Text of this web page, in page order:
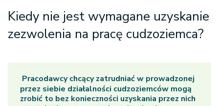
Kiedy nie jest wymagane uzyskanie
zezwolenia na pracę cudzoziemca?
Pracodawcy chcący zatrudniać w prowadzonej
przez siebie działalności cudzoziemców mogą
zrobić to bez konieczności uzyskania przez nich